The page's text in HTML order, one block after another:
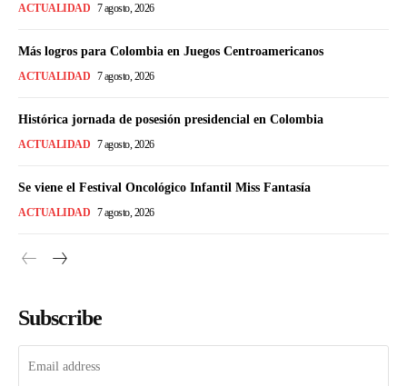
ACTUALIDAD 7 agosto, 2026
Más logros para Colombia en Juegos Centroamericanos
ACTUALIDAD 7 agosto, 2026
Histórica jornada de posesión presidencial en Colombia
ACTUALIDAD 7 agosto, 2026
Se viene el Festival Oncológico Infantil Miss Fantasía
ACTUALIDAD 7 agosto, 2026
Subscribe